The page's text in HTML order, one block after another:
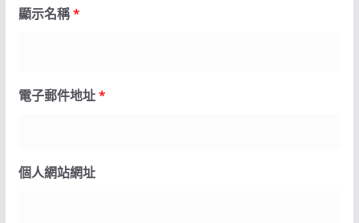
顯示名稱*
電子郵件地址*
個人網站網址